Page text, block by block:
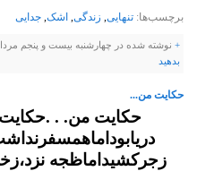
برچسب‌ها: تنهایی, زندگی, اشک, جدایی
+ نوشته شده در چهارشنبه بیست و پنجم مرداد ۱۳۹۱ ساعت 2:41 توسط
بدهيد
حکایت من...
حکایت من. .
زجرکشیداماظجه